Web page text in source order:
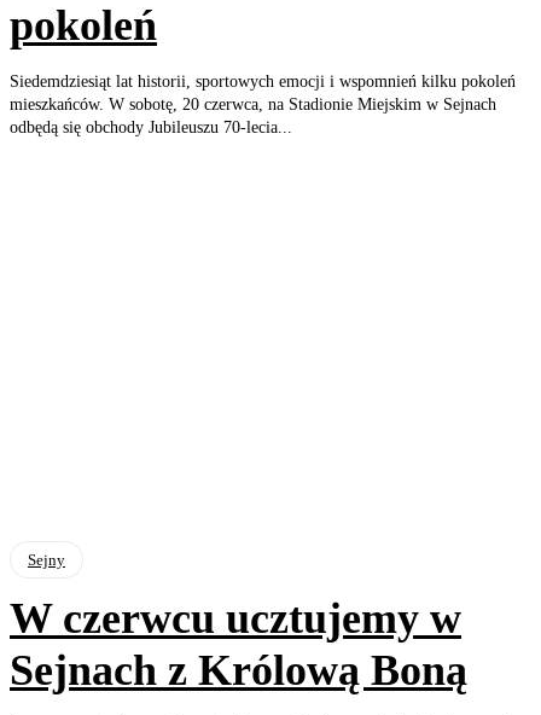
pokoleń
Siedemdziesiąt lat historii, sportowych emocji i wspomnień kilku pokoleń
mieszkańców. W sobotę, 20 czerwca, na Stadionie Miejskim w Sejnach
odbędą się obchody Jubileuszu 70-lecia...
Sejny
W czerwcu ucztujemy w
Sejnach z Królową Boną